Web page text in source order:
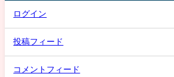
ログイン
投稿フィード
コメントフィード